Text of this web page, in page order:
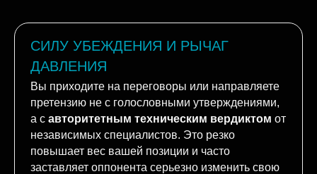
СИЛУ УБЕЖДЕНИЯ И РЫЧАГ
ДАВЛЕНИЯ
Вы приходите на переговоры или направляете
претензию не с голословными утверждениями,
а савторитетным техническим вердиктом
независимых специалистов. Это резко
повышает вес вашей позиции и часто